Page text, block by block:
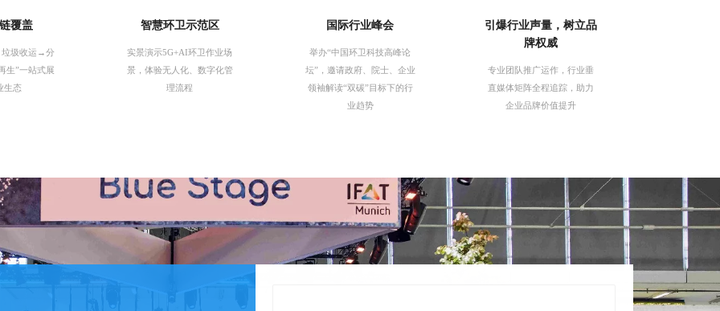
覆盖
圾收运→分
生”一站式展
生态
智慧环卫示范区
实景演示5G+AI环卫作业场
景，体验无人化、数字化管
理流程
国际行业峰会
举办“中国环卫科技高峰论
坛”，邀请政府、院士、企业
领袖解读“双碳”目标下的行
业趋势
引爆行业声量，树立品
牌权威
专业团队推广运作，行业垂
直媒体矩阵全程追踪，助力
企业品牌价值提升